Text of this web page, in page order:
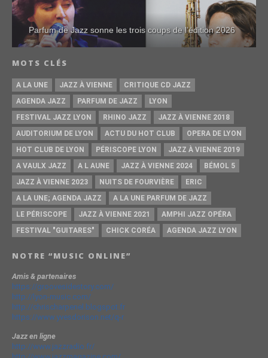
Parfum de Jazz sonne les trois coups de l’édition 2026
MOTS CLÉS
A LA UNE JAZZ À VIENNE
CRITIQUE CD JAZZ
AGENDA JAZZ
PARFUM DE JAZZ
LYON
FESTIVAL JAZZ LYON
RHINO JAZZ
JAZZ À VIENNE 2018
AUDITORIUM DE LYON
ACTU DU HOT CLUB
OPERA DE LYON
HOT CLUB DE LYON
PÉRISCOPE LYON
JAZZ À VIENNE 2019
A VAULX JAZZ
A L AUNE JAZZ À VIENNE 2024
BÉMOL 5
JAZZ À VIENNE 2023
NUITS DE FOURVIÈRE
ERIC
A LA UNE; AGENDA JAZZ
A LA UNE PARFUM DE JAZZ
LE PÉRISCOPE
JAZZ À VIENNE 2021
AMPHI JAZZ OPÉRA
FESTIVAL "GUITARES"
CHICK CORÉA AGENDA JAZZ LYON
NOTRE “MUSIC ONLINE”
Amis & partenaires
https://groovesidestory.com/
http://lyon-music.com/
http://chrischarpenel.blogspot.fr
https://www.yvesdorison.net/q-r
Jazz en ligne
http://www.jazzradio.fr/